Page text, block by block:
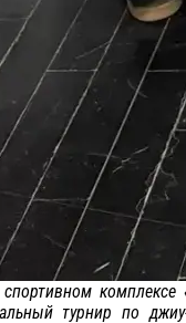
комплексе
турнир по